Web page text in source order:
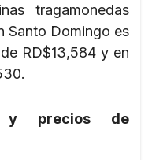
tragamonedas
Santo Domingo es
RD$13,584 y en
y precios de